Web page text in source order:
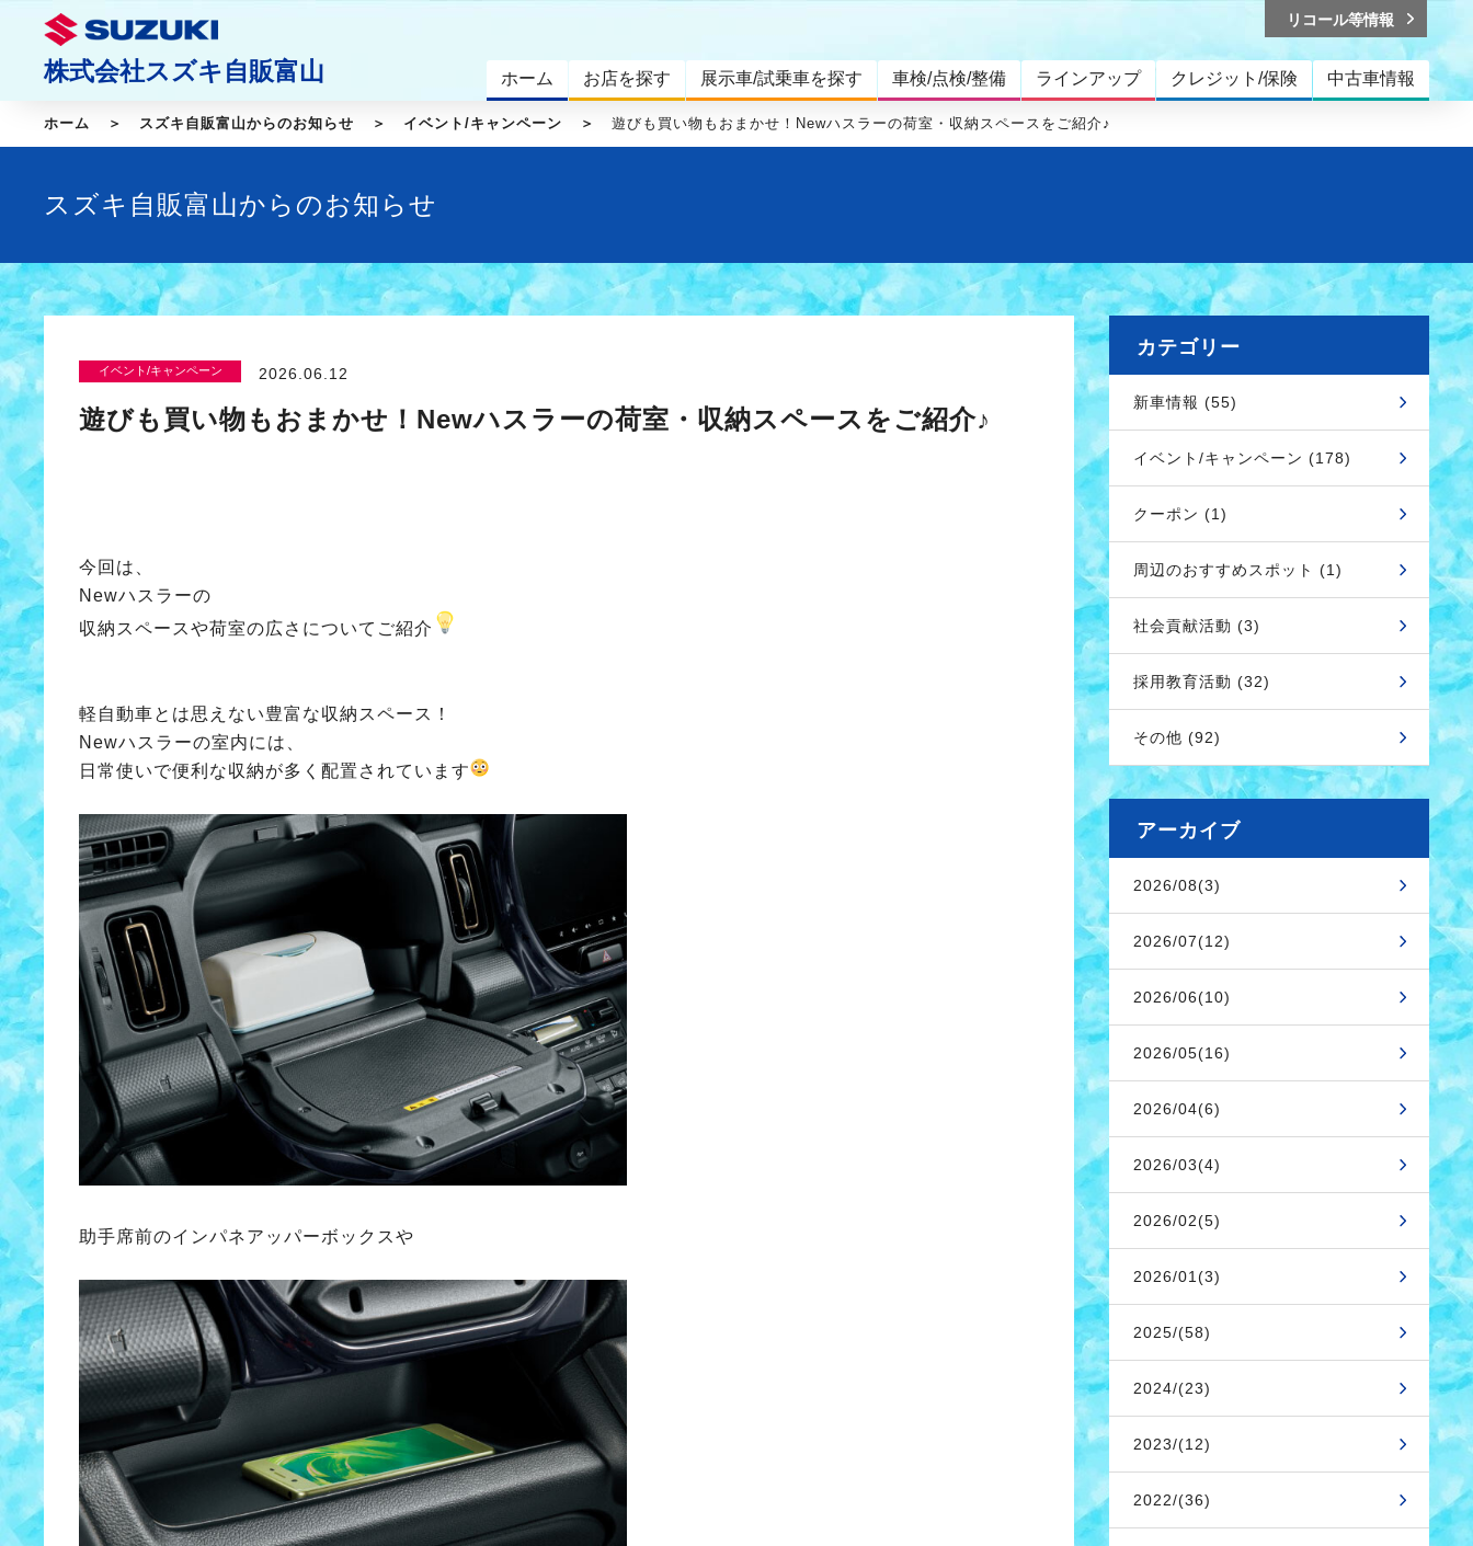
株式会社スズキ自販富山 ホーム お店を探す 展示車/試乗車を探す 車検/点検/整備 ラインアップ クレジット/保険 中古車情報
リコール等情報
ホーム スズキ自販富山からのお知らせ イベント/キャンペーン 遊びも買い物もおまかせ！Newハスラーの荷室・収納スペースをご紹介♪
スズキ自販富山からのお知らせ
イベント/キャンペーン 2026.06.12
遊びも買い物もおまかせ！Newハスラーの荷室・収納スペースをご紹介♪
今回は、
Newハスラーの
収納スペースや荷室の広さについてご紹介
軽自動車とは思えない豊富な収納スペース！
Newハスラーの室内には、
日常使いで便利な収納が多く配置されています
助手席前のインパネアッパーボックスや
カテゴリー
新車情報 (55)
イベント/キャンペーン (178)
クーポン (1)
周辺のおすすめスポット (1)
社会貢献活動 (3)
採用教育活動 (32)
その他 (92)
アーカイブ
2026/08(3)
2026/07(12)
2026/06(10)
2026/05(16)
2026/04(6)
2026/03(4)
2026/02(5)
2026/01(3)
2025/(58)
2024/(23)
2023/(12)
2022/(36)